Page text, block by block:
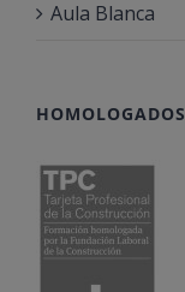
Aula Blanca
HOMOLOGADOS